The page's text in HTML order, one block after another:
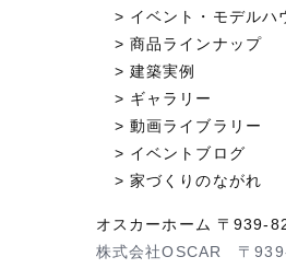
イベント・モデルハ
商品ラインナップ
建築実例
ギャラリー
動画ライブラリー
イベントブログ
家づくりのながれ
オスカーホーム 〒939-
株式会社OSCAR 〒